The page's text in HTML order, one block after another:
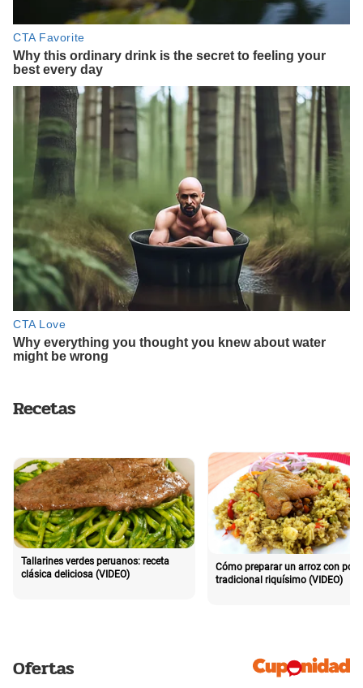
Recetas
Tallarines verdes peruanos: receta
clásica deliciosa (VIDEO)
Cómo preparar un arroz con pollo
tradicional riquísimo (VIDEO)
Ofertas